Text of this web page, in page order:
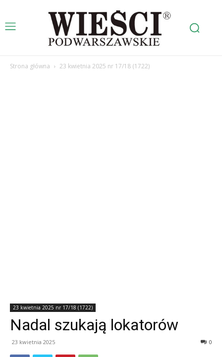
Strona główna 23 kwietnia 2025 nr 17/18 (1722)
23 kwietnia 2025 nr 17/18 (1722)
Nadal szukają lokatorów
23 kwietnia 2025 0